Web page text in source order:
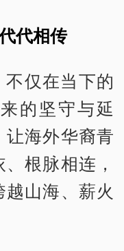
代相传
仅在当下的
的坚守与延
海外华裔青
根脉相连，
山海、薪火